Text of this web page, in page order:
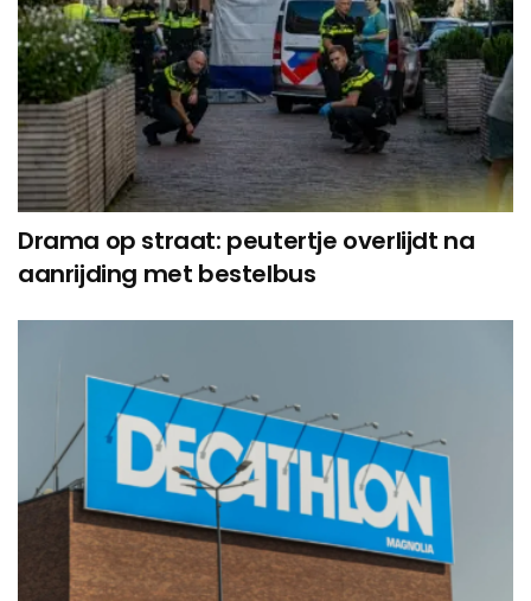
Drama op straat: peutertje overlijdt na
aanrijding met bestelbus